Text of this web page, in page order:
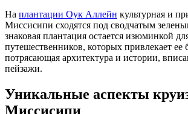
На плантации Оук Аллейн культурная и
Миссисипи сходятся под сводчатым
знаковая плантация остается изюминкой
путешественников, которых привлекает ее
потрясающая архитектура и истории,
пейзажи.
Уникальные аспекты
Миссисипи